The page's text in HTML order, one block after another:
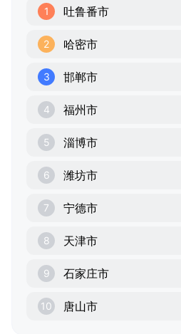
1 吐鲁番市
2 哈密市
3 邯郸市
4 福州市
5 淄博市
6 潍坊市
7 宁德市
8 天津市
9 石家庄市
10 唐山市